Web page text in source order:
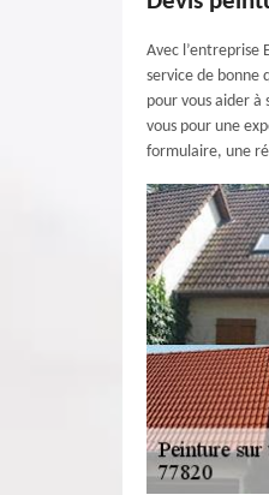
Avec l’entreprise
service de bonne
pour vous aider
vous pour une
formulaire, une